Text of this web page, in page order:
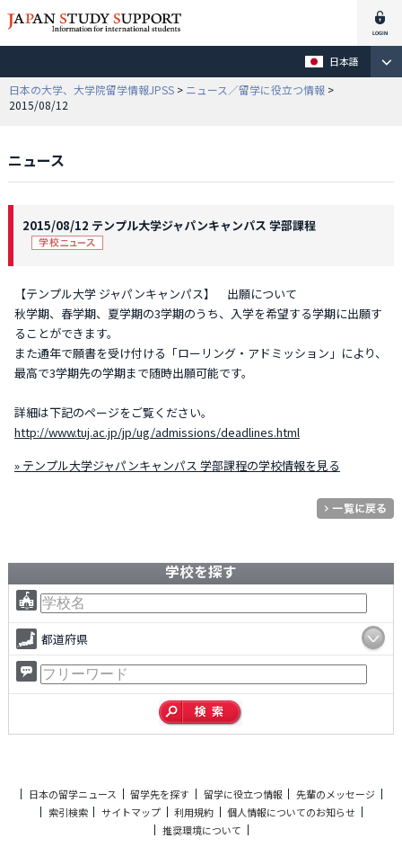
日本語
日本の大学、大学院留学情報JPSS > ニュース／留学に役立つ情報 >
2015/08/12
ニュース
2015/08/12 テンプル大学ジャパンキャンパス 学部課程
【テンプル大学 ジャパンキャンパス】 出願について
秋学期、春学期、夏学期の3学期のうち、入学を希望する学期に出願す
ることができます。
また通年で願書を受け付ける「ローリング・アドミッション」により、
最高で3学期先の学期まで随時出願可能です。
詳細は下記のページをご覧ください。
http://www.tuj.ac.jp/jp/ug/admissions/deadlines.html
» テンプル大学ジャパンキャンパス 学部課程の学校情報を見る
学校を探す
都道府県
日本の留学ニュース 留学先を探す 留学に役立つ情報
先輩のメッセージ
索引検索
サイトマップ 利用規約
個人情報についてのお知らせ
推奨環境について